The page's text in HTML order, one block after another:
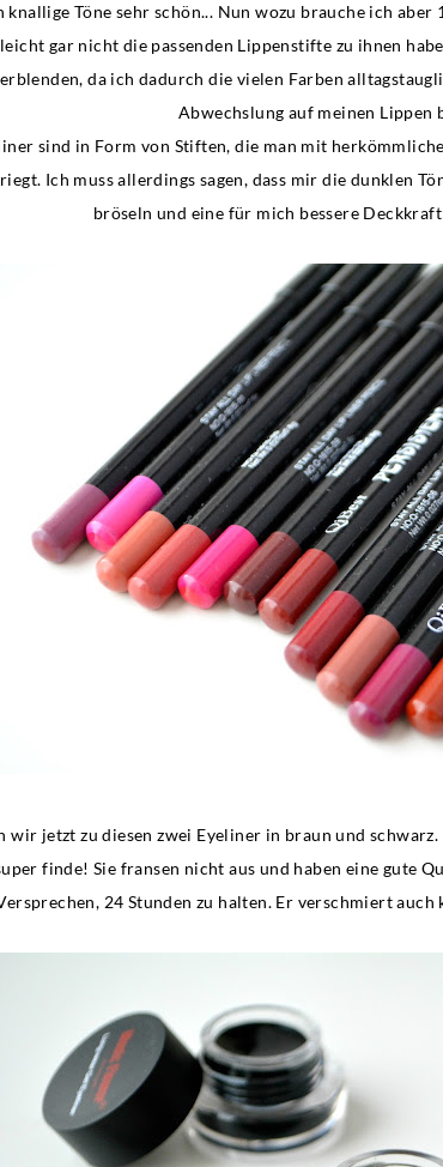
knallige Töne sehr schön... Nun wozu brauche ich
gar nicht die passenden Lippenstifte zu ihnen
da ich dadurch die vielen Farben
Abwechslung auf meinen Lippen
sind in Form von Stiften, die man mit
Ich muss allerdings sagen, dass mir die dunklen
bröseln und eine für mich bessere
wir jetzt zu diesen zwei Eyeliner in braun und
finde! Sie fransen nicht aus und haben eine gute
24 Stunden zu halten. Er verschmiert